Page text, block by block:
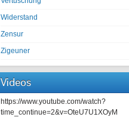
Widerstand
Zensur
Zigeuner
Videos
https://www.youtube.com/watch?
time_continue=2&v=OteU7U1XOyM